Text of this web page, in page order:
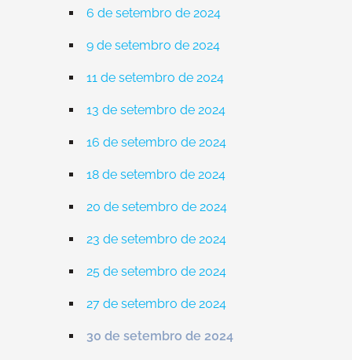
6 de setembro de 2024
9 de setembro de 2024
11 de setembro de 2024
13 de setembro de 2024
16 de setembro de 2024
18 de setembro de 2024
20 de setembro de 2024
23 de setembro de 2024
25 de setembro de 2024
27 de setembro de 2024
30 de setembro de 2024